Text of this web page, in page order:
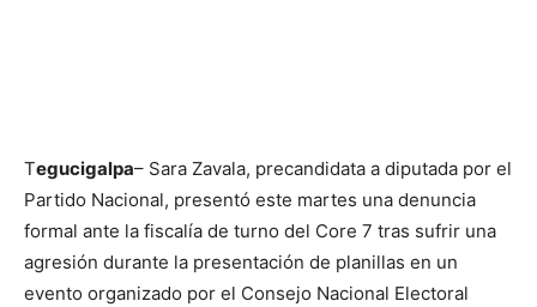
Tegucigalpa– Sara Zavala, precandidata a diputada por el
Partido Nacional, presentó este martes una denuncia
formal ante la fiscalía de turno del Core 7 tras sufrir una
agresión durante la presentación de planillas en un
evento organizado por el Consejo Nacional Electoral